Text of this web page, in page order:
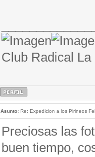
Club Radical La
Asunto:Re: Expedicion a los Pirineos
Preciosas las
buen tiempo,